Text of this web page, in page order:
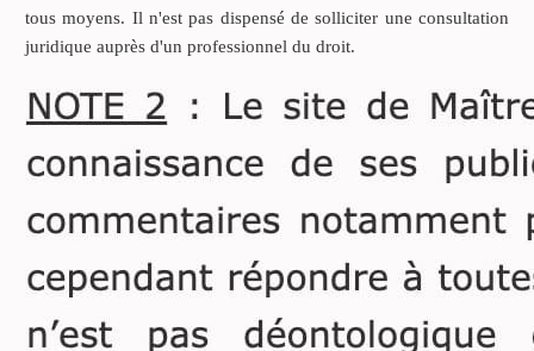
tous moyens. Il n'est pas dispensé de solliciter une consultation
juridique auprès d'un professionnel du droit.